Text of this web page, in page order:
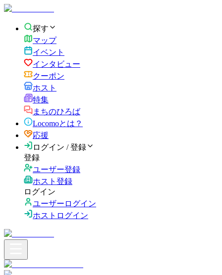
探す
マップ
イベント
インタビュー
クーポン
ホスト
特集
まちのひろば
Locomoとは？
応援
ログイン / 登録
登録
ユーザー登録
ホスト登録
ログイン
ユーザーログイン
ホストログイン